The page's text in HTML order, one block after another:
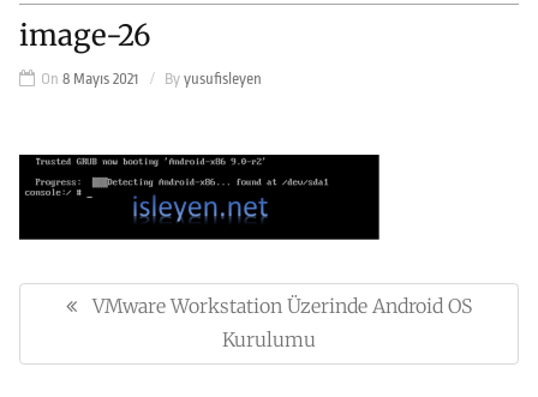
image-26
On 8 Mayıs 2021 By yusufisleyen
gezinmesiPrevious
VMware Workstation Üzerinde Android OS
Kurulumu